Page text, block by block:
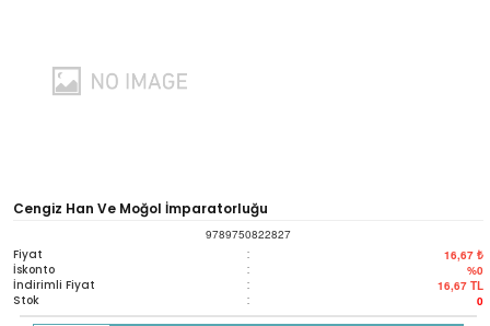
Cengiz Han Ve Moğol İmparatorluğu
9789750822827
Fiyat : 16,67 ₺
İskonto : %0
İndirimli Fiyat : 16,67 TL
Stok : 0